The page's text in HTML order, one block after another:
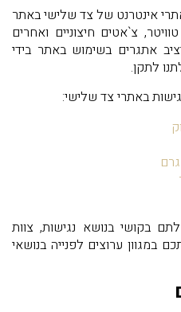
אינטרנט של צד שלישי באתר
צ`אטים חיצוניים ואחרים
אתגרים בשימוש באתר בידי
לתקן.
באתרי צד שלישי:
בקושי בנושא נגישות, צוות
במגוון ערוצים לפנייה בנושאי